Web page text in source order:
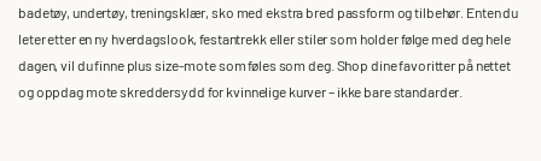
badetøy, undertøy, treningsklær, sko med ekstra bred passform og tilbehør. Enten du
leter etter en ny hverdagslook, festantrekk eller stiler som holder følge med deg hele
dagen, vil du finne plus size-mote som føles som deg. Shop dine favoritter på nettet
og oppdag mote skreddersydd for kvinnelige kurver – ikke bare standarder.